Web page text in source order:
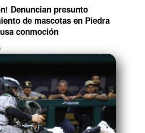
Denuncian presunto
de mascotas en Piedra
conmoción